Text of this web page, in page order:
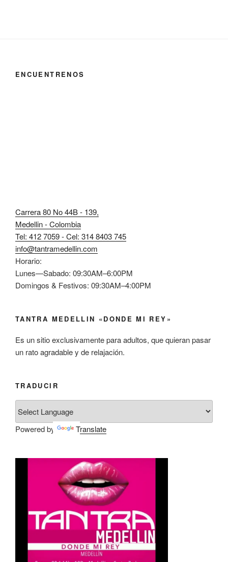
ENCUENTRENOS
Carrera 80 No 44B - 139,
Medellin - Colombia
Tel: 412 7059 - Cel: 314 8403 745
info@tantramedellin.com
Horario:
Lunes—Sabado: 09:30AM–6:00PM
Domingos & Festivos: 09:30AM–4:00PM
TANTRA MEDELLIN «DONDE MI REY»
Es un sitio exclusivamente para adultos, que quieran pasar
un rato agradable y de relajación.
TRADUCIR
Powered by Translate